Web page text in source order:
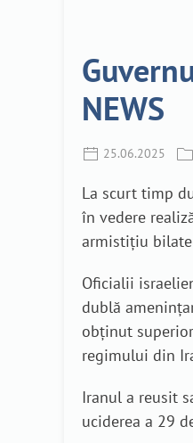
NEWS
25.06.2025
La scurt timp
în vedere
armistițiu
Oficialii
dublă
obținut
regimului din
Iranul a reusit
uciderea a 29